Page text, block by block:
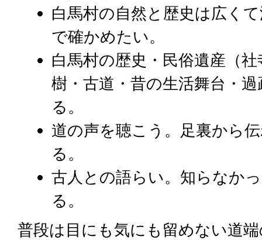
白馬村の自然と歴史は広く
で確かめたい。
白馬村の歴史・民俗遺産（
樹・古道・昔の生活舞台・
る。
道の声を聴こう。足裏から
る。
古人との語らい。知らなか
る。
普段は目にも気にも留めない道